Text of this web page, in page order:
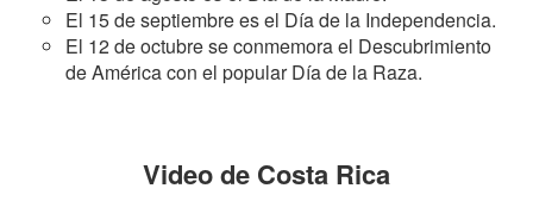
El 15 de septiembre es el Día de la Independencia.
El 12 de octubre se conmemora el Descubrimiento
de América con el popular Día de la Raza.
Video de Costa Rica